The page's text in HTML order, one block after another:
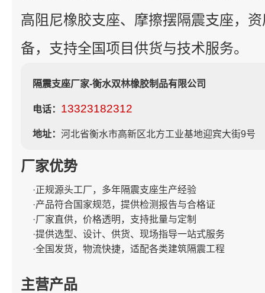
高阻尼橡胶支座、摩擦摆隔震支座，
备，支持全国项目供货与技术服务。
隔震支座厂家-衡水双林橡胶制品有限公司
电话： 13323182312
地址： 河北省衡水市高新区北方工业基地迎宾大街9号
厂家优势
·正规源头工厂，多年隔震支座生产经验
·产品符合国家规范，提供检测报告与合格证
·厂家直供，价格透明，支持批量与定制
·提供选型、设计、供货、现场指导一站式服务
·全国发货，物流快捷，适配各类建筑隔震工程
主营产品